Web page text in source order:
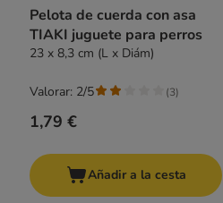
Pelota de cuerda con asa
TIAKI juguete para perros
23 x 8,3 cm (L x Diám)
1,79 €
Valorar: 2/5 (3)
Añadir a la cesta